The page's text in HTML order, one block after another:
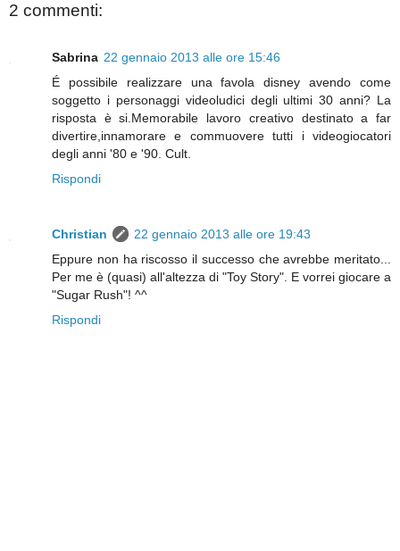
2 commenti:
Sabrina 22 gennaio 2013 alle ore 15:46
É possibile realizzare una favola disney avendo come
soggetto i personaggi videoludici degli ultimi 30 anni? La
risposta è si.Memorabile lavoro creativo destinato a far
divertire,innamorare e commuovere tutti i videogiocatori
degli anni '80 e '90. Cult.
Rispondi
Christian
22 gennaio 2013 alle ore 19:43
Eppure non ha riscosso il successo che avrebbe meritato...
Per me è (quasi) all'altezza di "Toy Story". E vorrei giocare a
"Sugar Rush"! ^^
Rispondi